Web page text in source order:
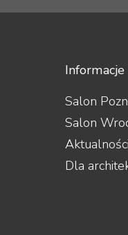
Informacje
Salon
Salon
Aktualności
Dla